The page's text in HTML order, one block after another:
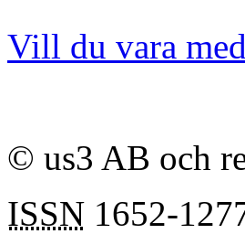
Vill du vara
© us3 AB och
ISSN 1652-